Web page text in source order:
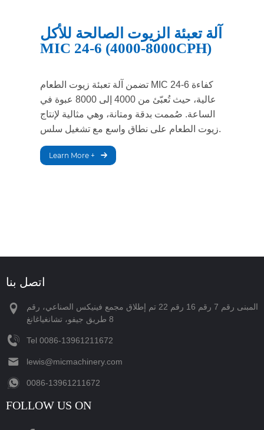
آلة تعبئة الزيوت الصالحة للأكل
MIC 24-6 (4000-8000CPH)
تضمن آلة تعبئة زيوت الطعام MIC 24-6 كفاءة
عالية، حيث تُعبّئ من 4000 إلى 8000 عبوة في
الساعة. صُممت بدقة ومتانة، وهي مثالية لإنتاج
زيوت الطعام على نطاق واسع مع تشغيل سلس.
Learn More +
اتصل بنا
المبنى رقم 7 رقم 16 رقم 22 تم إطلاق مجمع فينيكس الصناعي، رقم
8 طريق جيفو، تشانغياغانغ
Tel ‪0086-13961211672‬
lewis@micmachinery.com
‪0086-13961211672‬
FOLLOW US ON